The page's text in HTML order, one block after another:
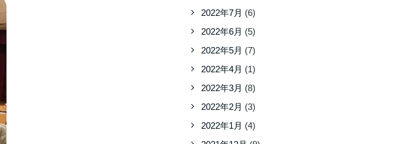
2022年7月 (6)
2022年6月 (5)
2022年5月 (7)
2022年4月 (1)
2022年3月 (8)
2022年2月 (3)
2022年1月 (4)